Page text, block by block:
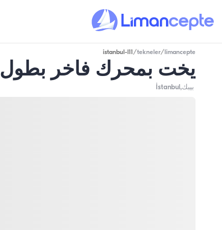
limancepte
/
tekneler
/
istanbul-l11
يخت بمحرك فاخر بطول 18 متر - في بيبك
بيبك,İstanbul